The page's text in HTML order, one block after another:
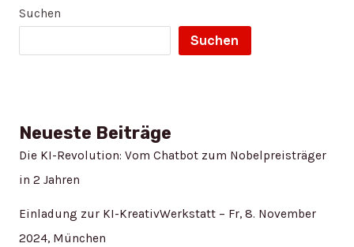
Suchen
Suchen
Neueste Beiträge
Die KI-Revolution: Vom Chatbot zum Nobelpreisträger
in 2 Jahren
Einladung zur KI-KreativWerkstatt – Fr, 8. November
2024, München